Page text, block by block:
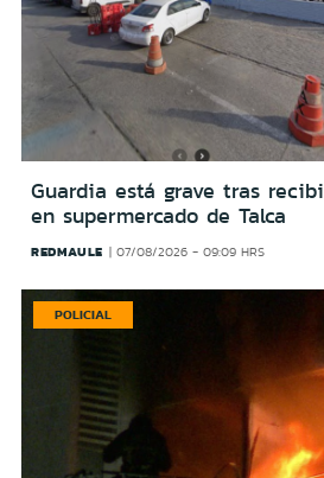
Guardia está grave tras
en supermercado de Talca
REDMAULE 07/08/2026 - 09:09 HRS
POLICIAL